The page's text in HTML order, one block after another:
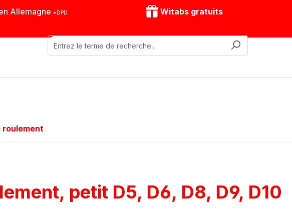
Allemagne *DPD
Witabs gratuits
Machines mobiles Accessoires Modèles d'entraînement
roulement
petit D5, D6, D8, D9, D10